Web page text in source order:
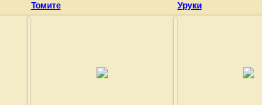
Томите Уруки